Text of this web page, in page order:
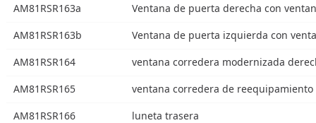
AM81RSR163a
Ventana de puerta derecha con
AM81RSR163b
Ventana de puerta izquierda con
AM81RSR164
ventana corredera modernizada
AM81RSR165
ventana corredera de
AM81RSR166
luneta trasera